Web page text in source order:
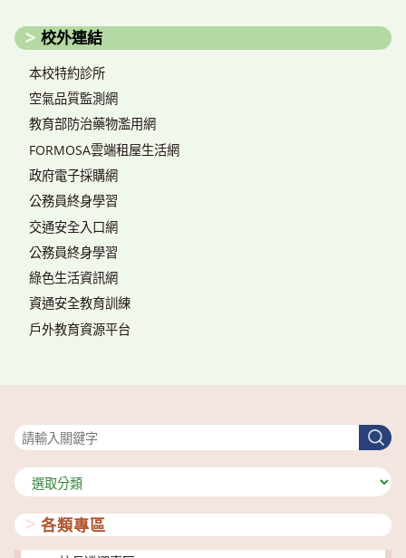
校外連結
本校特約診所
空氣品質監測網
教育部防治藥物濫用網
FORMOSA雲端租屋生活網
政府電子採購網
公務員終身學習
交通安全入口網
公務員終身學習
綠色生活資訊網
資通安全教育訓練
戶外教育資源平台
搜
尋
分
類
各類專區